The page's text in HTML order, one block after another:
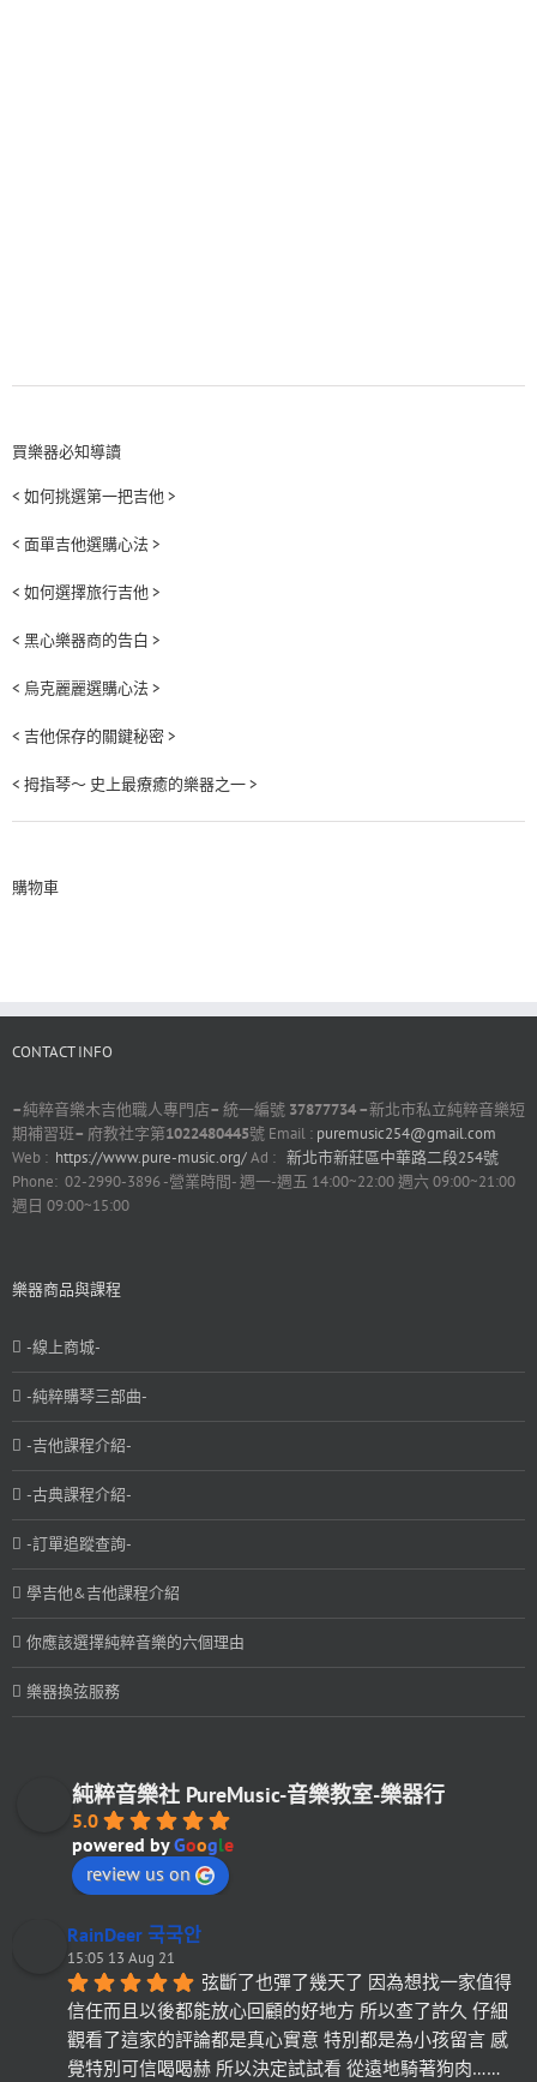
買樂器必知導讀
< 如何挑選第一把吉他 >
< 面單吉他選購心法 >
< 如何選擇旅行吉他 >
< 黑心樂器商的告白 >
< 烏克麗麗選購心法 >
< 吉他保存的關鍵秘密 >
< 拇指琴～ 史上最療癒的樂器之一 >
購物車
CONTACT INFO
–純粹音樂木吉他職人專門店– 統一編號 37877734 –新北市私立純粹音樂短
期補習班– 府教社字第1022480445號 Email : puremusic254@gmail.com
Web : https://www.pure-music.org/Ad : 新北市新莊區中華路二段254號
Phone: 02-2990-3896 -營業時間- 週一-週五 14:00~22:00 週六 09:00~21:00
週日 09:00~15:00
樂器商品與課程
-線上商城-
-純粹購琴三部曲-
-吉他課程介紹-
-古典課程介紹-
-訂單追蹤查詢-
學吉他&吉他課程介紹
你應該選擇純粹音樂的六個理由
樂器換弦服務
純粹音樂社 PureMusic-音樂教室-樂器行
5.0
powered byGoogle
review us on
RainDeer 국국안
15:05 13 Aug 21
弦斷了也彈了幾天了 因為想找一家值得
信任而且以後都能放心回顧的好地方 所以查了許久 仔細
觀看了這家的評論都是真心實意 特別都是為小孩留言 感
覺特別可信喝喝赫 所以決定試試看 從遠地騎著狗肉……